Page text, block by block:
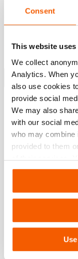
Consent
This website
We collect
Analytics. When
also use cookies
provide social
We may also
with our social
who may combine
provided to them
of their services.
Settings. See our
Einfache
Downloads
PDF